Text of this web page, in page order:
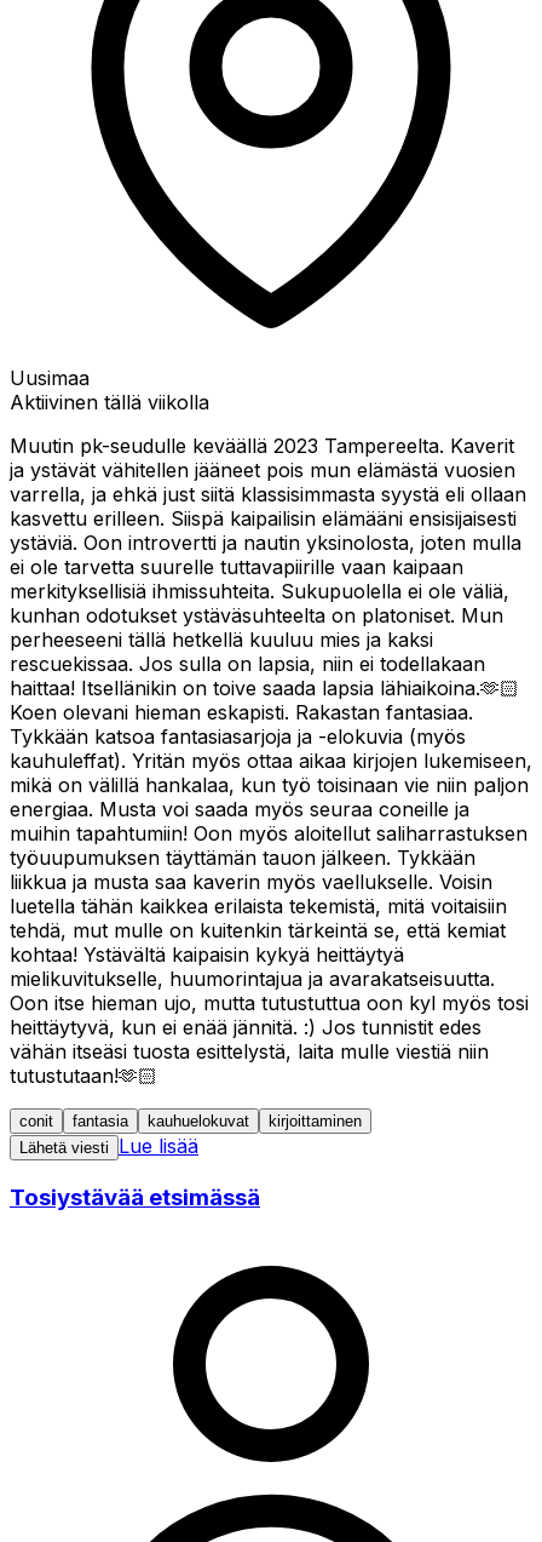
Uusimaa
Aktiivinen tällä viikolla
Muutin pk-seudulle keväällä 2023 Tampereelta. Kaverit
ja ystävät vähitellen jääneet pois mun elämästä vuosien
varrella, ja ehkä just siitä klassisimmasta syystä eli ollaan
kasvettu erilleen. Siispä kaipailisin elämääni ensisijaisesti
ystäviä. Oon introvertti ja nautin yksinolosta, joten mulla
ei ole tarvetta suurelle tuttavapiirille vaan kaipaan
merkityksellisiä ihmissuhteita. Sukupuolella ei ole väliä,
kunhan odotukset ystäväsuhteelta on platoniset. Mun
perheeseeni tällä hetkellä kuuluu mies ja kaksi
rescuekissaa. Jos sulla on lapsia, niin ei todellakaan
haittaa! Itsellänikin on toive saada lapsia lähiaikoina.🫶🏻
Koen olevani hieman eskapisti. Rakastan fantasiaa.
Tykkään katsoa fantasiasarjoja ja -elokuvia (myös
kauhuleffat). Yritän myös ottaa aikaa kirjojen lukemiseen,
mikä on välillä hankalaa, kun työ toisinaan vie niin paljon
energiaa. Musta voi saada myös seuraa coneille ja
muihin tapahtumiin! Oon myös aloitellut saliharrastuksen
työuupumuksen täyttämän tauon jälkeen. Tykkään
liikkua ja musta saa kaverin myös vaellukselle. Voisin
luetella tähän kaikkea erilaista tekemistä, mitä voitaisiin
tehdä, mut mulle on kuitenkin tärkeintä se, että kemiat
kohtaa! Ystävältä kaipaisin kykyä heittäytyä
mielikuvitukselle, huumorintajua ja avarakatseisuutta.
Oon itse hieman ujo, mutta tutustuttua oon kyl myös tosi
heittäytyvä, kun ei enää jännitä. :) Jos tunnistit edes
vähän itseäsi tuosta esittelystä, laita mulle viestiä niin
tutustutaan!🫶🏻
conit fantasia kauhuelokuvat
kirjoittaminen
Lähetä viesti
Lue lisää
Tosiystävää etsimässä